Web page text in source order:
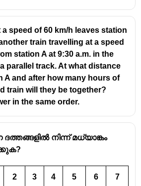
speed of 60 km/h leaves station
train travelling at a speed
station A at 9:30 a.m. in the
parallel track. At what distance
A and after how many hours of
train will they be together?
in the same order.
ദത്തങ്ങളിൽ നിന്ന് മധ്യാങ്കം
2 3 4 5 6 7